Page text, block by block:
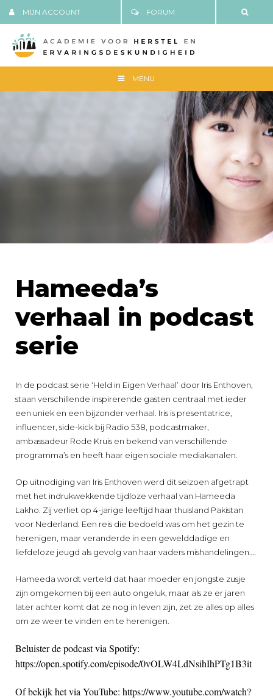
MIJN ACCOUNT FORUM
MENU
Hameeda’s
verhaal in podcast
serie
In de podcast serie ‘Held in Eigen Verhaal’ door Iris Enthoven,
staan verschillende inspirerende gasten centraal met ieder
een uniek en een bijzonder verhaal. Iris is presentatrice,
influencer, side-kick bij Radio 538, podcastmaker,
ambassadeur Rode Kruis en bekend van verschillende
programma’s en heeft haar eigen sociale mediakanalen.
Op uitnodiging van Iris Enthoven werd dit seizoen afgetrapt
met het indrukwekkende tijdloze verhaal van Hameeda
Lakho. Zij verliet op 4-jarige leeftijd haar thuisland Pakistan
voor Nederland. Een reis die bedoeld was om het gezin te
herenigen, maar veranderde in een gewelddadige en
liefdeloze jeugd als gevolg van haar vaders mishandelingen….
Hameeda wordt verteld dat haar moeder en jongste zusje
zijn omgekomen bij een auto ongeluk, maar als ze er jaren
later achter komt dat ze nog in leven zijn, zet ze alles op alles
om ze weer te vinden en te herenigen.
Beluister de podcast via Spotify:
https://open.spotify.com/episode/0vOLW4LdNsihIhPTg1B3it
Of bekijk het via YouTube: https://www.youtube.com/watch?